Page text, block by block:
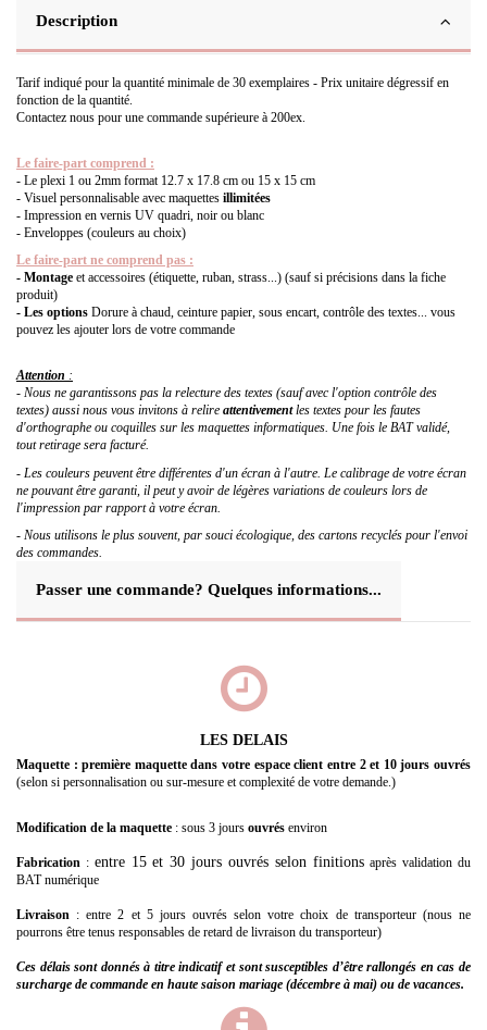
Description
Tarif indiqué pour la quantité minimale de 30 exemplaires - Prix unitaire dégressif en
fonction de la quantité.
Contactez nous pour une commande supérieure à 200ex.
Le faire-part comprend :
- Le plexi 1 ou 2mm format 12.7 x 17.8 cm ou 15 x 15 cm
- Visuel personnalisable avec maquettes illimitées
- Impression en vernis UV quadri, noir ou blanc
- Enveloppes (couleurs au choix)
Le faire-part ne comprend pas :
- Montage et accessoires (étiquette, ruban, strass...) (sauf si précisions dans la fiche
produit)
- Les options Dorure à chaud, ceinture papier, sous encart, contrôle des textes... vous
pouvez les ajouter lors de votre commande
Attention :
- Nous ne garantissons pas la relecture des textes (sauf avec l'option contrôle des
textes) aussi nous vous invitons à relire attentivementles textes pour les fautes
d'orthographe ou coquilles sur les maquettes informatiques. Une fois le BAT validé,
tout retirage sera facturé.
- Les couleurs peuvent être différentes d'un écran à l'autre. Le calibrage de votre écran
ne pouvant être garanti, il peut y avoir de légères variations de couleurs lors de
l'impression par rapport à votre écran.
- Nous utilisons le plus souvent, par souci écologique, des cartons recyclés pour l'envoi
des commandes.
Passer une commande? Quelques informations...
LES DELAIS
Maquette : première maquette dans votre espace client entre 2 et 10 jours ouvrés
(selon si personnalisation ou sur-mesure et complexité de votre demande.)
Modification de la maquette : sous 3 jours ouvrés environ
Fabrication : entre 15 et 30 jours ouvrés selon finitionsaprès validation du
BAT numérique
Livraison : entre 2 et 5 jours ouvrés selon votre choix de transporteur (nous ne
pourrons être tenus responsables de retard de livraison du transporteur)
Ces délais sont donnés à titre indicatif et sont susceptibles d’être rallongés en cas de
surcharge de commande en haute saison mariage (décembre à mai) ou de vacances.